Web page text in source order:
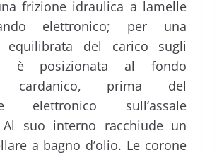
frizione idraulica a lamelle
elettronico; per una
equilibrata del carico sugli
è posizionata al fondo
cardanico, prima del
elettronico sull’assale
Al suo interno racchiude un
a bagno d’olio. Le corone